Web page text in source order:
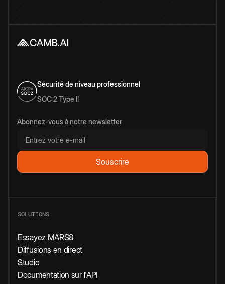
Sécurité de niveau professionnel
SOC 2 Type II
Abonnez-vous à notre newsletter
SOLUTIONS
Essayez MARS8
Diffusions en direct
Studio
Documentation sur l'API